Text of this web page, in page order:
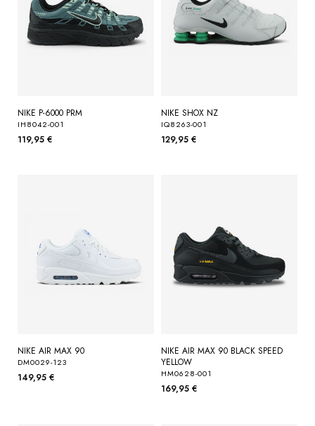
NIKE P-6000 PRM
IH8042-001
119,95 €
NIKE SHOX NZ
IQ8263-001
129,95 €
NIKE AIR MAX 90
DM0029-123
149,95 €
NIKE AIR MAX 90 BLACK SPEED
YELLOW
HM0628-001
169,95 €